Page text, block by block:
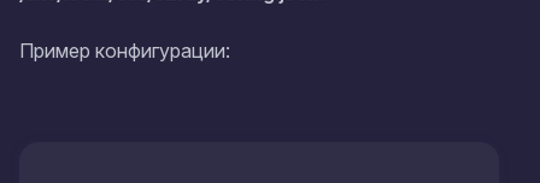
Пример конфигурации: